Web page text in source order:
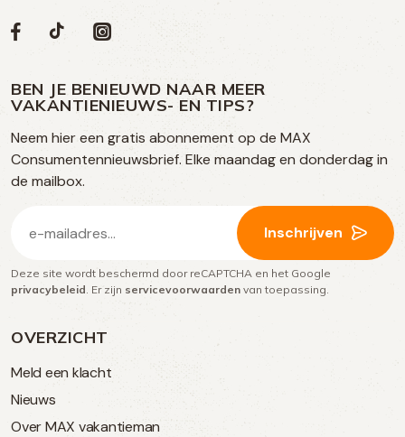
OVERZICHT
Meld een klacht
Nieuws
Over MAX vakantieman
Volg
op
social
media
Social
Volg
op
Facebook
Volg
op
TikTok
Volg
op
Instagram
BEN JE BENIEUWD NAAR MEER
VAKANTIENIEUWS- EN TIPS?
Neem hier een gratis abonnement op de MAX
Consumentennieuwsbrief. Elke maandag en donderdag in
de mailbox.
mailadres
(Vereist)
Inschrijven
Deze site wordt beschermd door reCAPTCHA en het Google
privacybeleid . Er zijn servicevoorwaarden van toepassing.